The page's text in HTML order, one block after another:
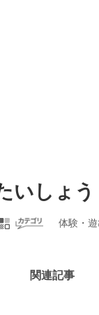
いしょう
体験・
関連記事